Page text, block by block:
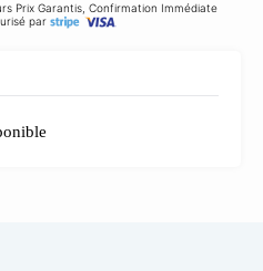
Prix Garantis, Confirmation Immédiate
par